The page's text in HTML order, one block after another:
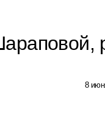
8